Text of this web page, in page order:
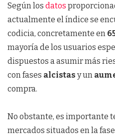
Según los datos
actualmente el índice se
codicia, concretamente en
mayoría de los usuarios
dispuestos a asumir más
con fases alcistas y un
compra.
No obstante, es importante
mercados situados en la